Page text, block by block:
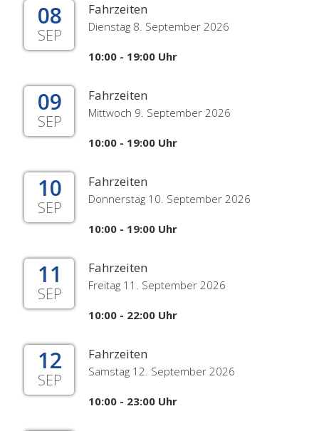
08
SEP
Fahrzeiten
Dienstag 8. September 2026
10:00 - 19:00 Uhr
09
SEP
Fahrzeiten
Mittwoch 9. September 2026
10:00 - 19:00 Uhr
10
SEP
Fahrzeiten
Donnerstag 10. September 2026
10:00 - 19:00 Uhr
11
SEP
Fahrzeiten
Freitag 11. September 2026
10:00 - 22:00 Uhr
12
SEP
Fahrzeiten
Samstag 12. September 2026
10:00 - 23:00 Uhr